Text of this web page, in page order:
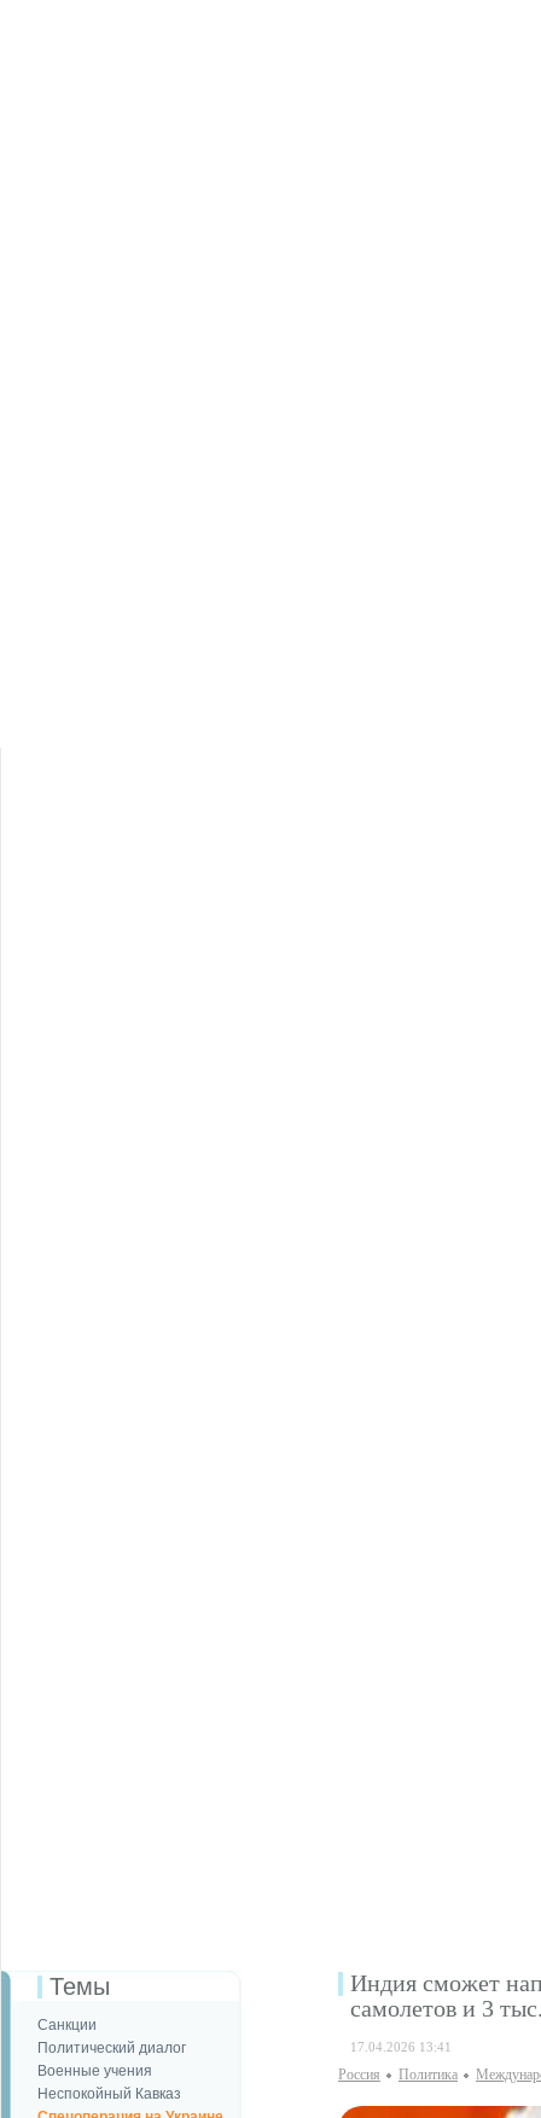
Темы
Санкции
Политический диалог
Военные учения
Неспокойный Кавказ
Индия сможет
самолетов и 3
17.04.2026 13:41
Россия Политика